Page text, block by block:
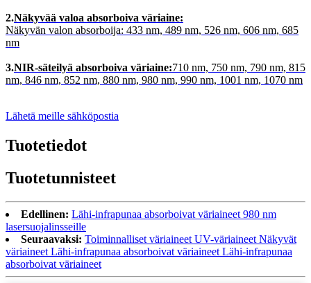
2.Näkyvää valoa absorboiva väriaine:
Näkyvän valon absorboija: 433 nm, 489 nm, 526 nm, 606 nm, 685
nm
3.NIR-säteilyä absorboiva väriaine:710 nm, 750 nm, 790 nm, 815
nm, 846 nm, 852 nm, 880 nm, 980 nm, 990 nm, 1001 nm, 1070 nm
Lähetä meille sähköpostia
Tuotetiedot
Tuotetunnisteet
Edellinen: Lähi-infrapunaa absorboivat väriaineet 980 nm
lasersuojalinsseille
Seuraavaksi: Toiminnalliset väriaineet UV-väriaineet Näkyvät
väriaineet Lähi-infrapunaa absorboivat väriaineet Lähi-infrapunaa
absorboivat väriaineet